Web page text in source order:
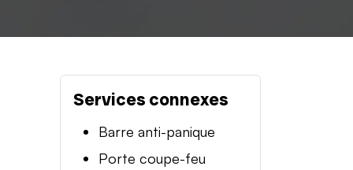
Services connexes
Barre anti-panique
Porte coupe-feu